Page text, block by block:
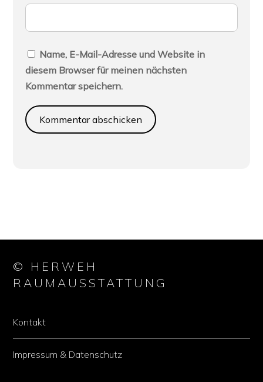
Name, E-Mail-Adresse und Website in
diesem Browser für meinen nächsten
Kommentar speichern.
© HERWEH
RAUMAUSSTATTUNG
Kontakt
Impressum & Datenschutz